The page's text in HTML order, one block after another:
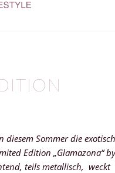
Sommer die
Edition „Glamazona“ by
teils metallisch, weckt